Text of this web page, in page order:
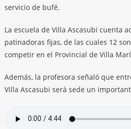
servicio de bufé.
La escuela de Villa Ascasubi cuenta
patinadoras fijas, de las cuales 12
competir en el Provincial de Villa
Además, la profesora señaló que
Villa Ascasubi será sede un